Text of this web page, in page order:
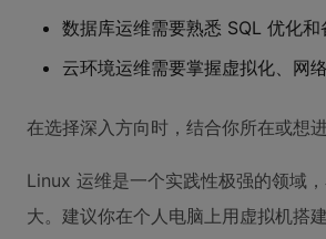
数据库运维需要熟悉 SQL 优化和
云环境运维需要掌握虚拟化、网
在选择深入方向时，结合你所在或想
Linux 运维是一个实践性极强的领域
大。建议你在个人电脑上用虚拟机搭